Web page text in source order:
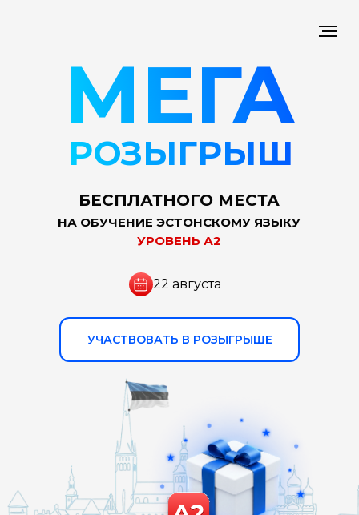
БЕСПЛАТНОГО МЕСТА
НА ОБУЧЕНИЕ ЭСТОНСКОМУ ЯЗЫКУ
УРОВЕНЬ А2
УЧАСТВОВАТЬ В РОЗЫГРЫШЕ
РОЗЫГРЫШ
МЕГА
22 августа